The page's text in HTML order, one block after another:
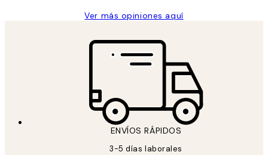
Ver más opiniones aquí
ENVÍOS RÁPIDOS
3-5 días laborales